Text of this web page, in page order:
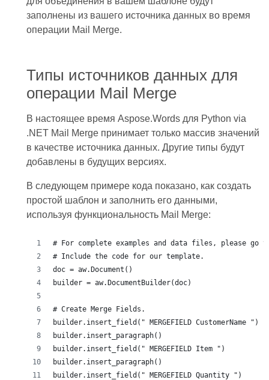
заполнены из вашего источника данных во время
операции Mail Merge.
Типы источников данных для
операции Mail Merge
В настоящее время Aspose.Words для Python via
.NET Mail Merge принимает только массив значений
в качестве источника данных. Другие типы будут
добавлены в будущих версиях.
В следующем примере кода показано, как создать
простой шаблон и заполнить его данными,
используя функциональность Mail Merge:
# For complete examples and data files, please go
# Include the code for our template.
doc = aw.Document()
builder = aw.DocumentBuilder(doc)
# Create Merge Fields.
builder.insert_field(" MERGEFIELD CustomerName ")
builder.insert_paragraph()
builder.insert_field(" MERGEFIELD Item ")
builder.insert_paragraph()
builder.insert_field(" MERGEFIELD Quantity ")